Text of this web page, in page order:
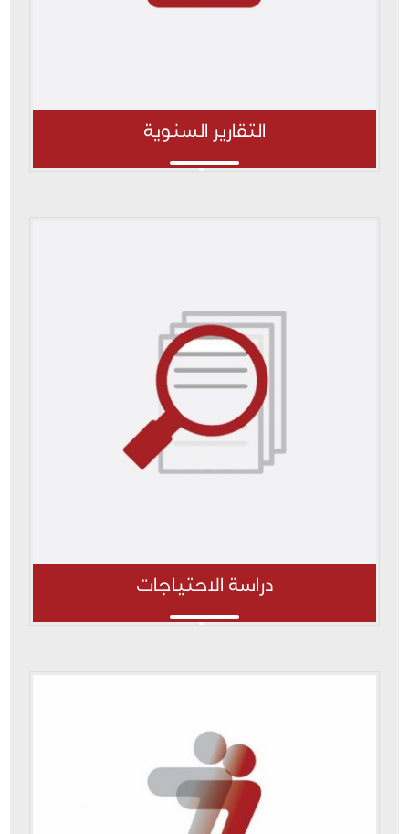
التقارير السنوية
دراسة الاحتياجات